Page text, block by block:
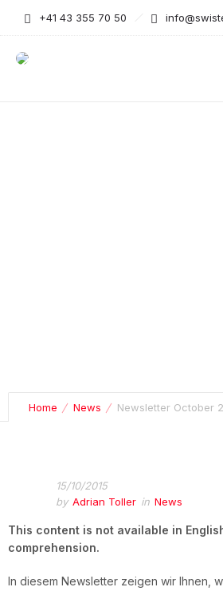
+41 43 355 70 50
Home News Newsletter October
15/10/2015
by Adrian Toller in News
This content is not available in
comprehension.
In diesem Newsletter zeigen wir Ihnen,